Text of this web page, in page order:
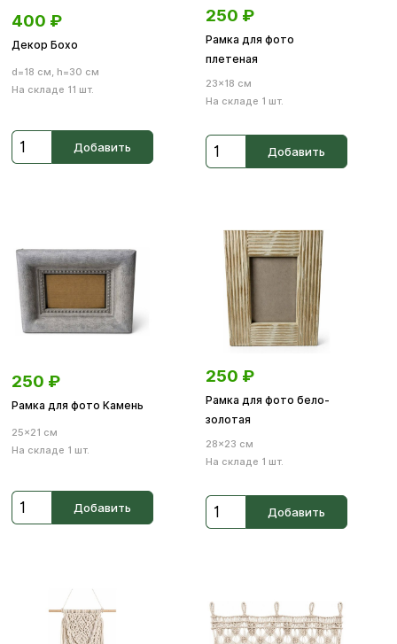
400 ₽
Декор Бохо
d=18 см, h=30 см
На складе 11 шт.
Добавить
250 ₽
Рамка для фото
плетеная
23×18 см
На складе 1 шт.
Добавить
250 ₽
Рамка для фото Камень
25×21 см
На складе 1 шт.
Добавить
250 ₽
Рамка для фото бело-
золотая
28×23 см
На складе 1 шт.
Добавить